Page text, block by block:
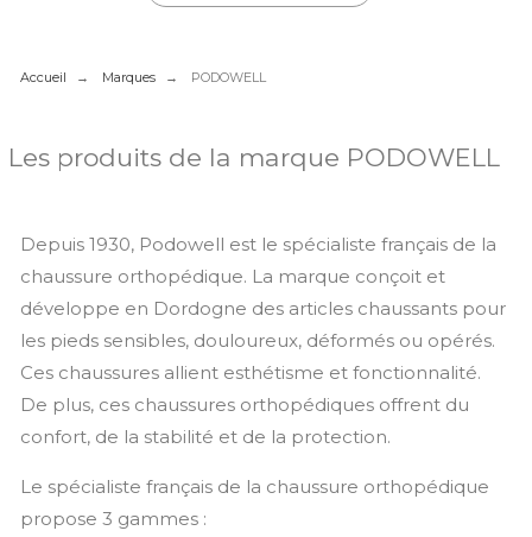
Accueil Marques PODOWELL
Les produits de la marque PODOWELL
Depuis 1930, Podowell est le spécialiste français de la
chaussure orthopédique. La marque conçoit et
développe en Dordogne des articles chaussants pour
les pieds sensibles, douloureux, déformés ou opérés.
Ces chaussures allient esthétisme et fonctionnalité.
De plus, ces chaussures orthopédiques offrent du
confort, de la stabilité et de la protection.
Le spécialiste français de la chaussure orthopédique
propose 3 gammes :